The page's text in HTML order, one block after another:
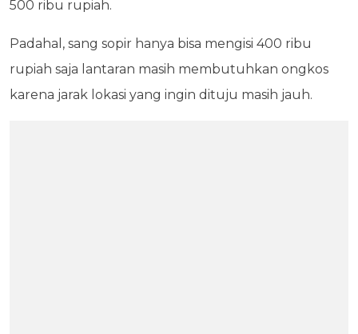
500 ribu rupiah.
Padahal, sang sopir hanya bisa mengisi 400 ribu
rupiah saja lantaran masih membutuhkan ongkos
karena jarak lokasi yang ingin dituju masih jauh.